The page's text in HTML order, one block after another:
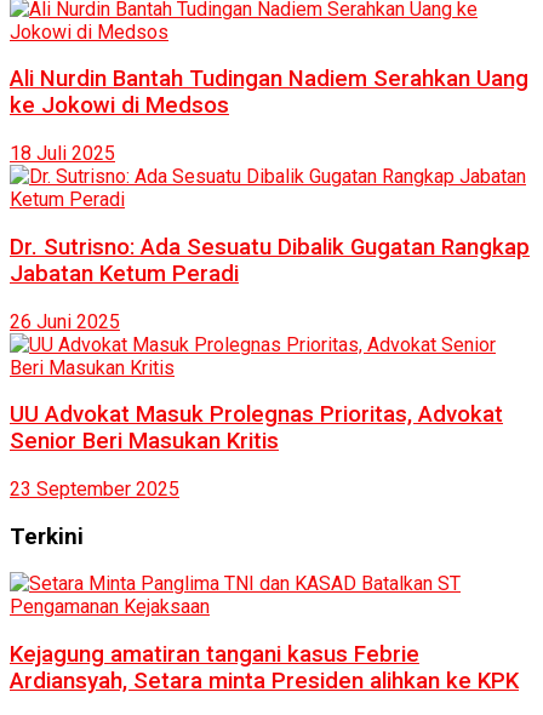
Ali Nurdin Bantah Tudingan Nadiem Serahkan Uang
ke Jokowi di Medsos
18 Juli 2025
Dr. Sutrisno: Ada Sesuatu Dibalik Gugatan Rangkap
Jabatan Ketum Peradi
26 Juni 2025
UU Advokat Masuk Prolegnas Prioritas, Advokat
Senior Beri Masukan Kritis
23 September 2025
Terkini
Kejagung amatiran tangani kasus Febrie
Ardiansyah, Setara minta Presiden alihkan ke KPK